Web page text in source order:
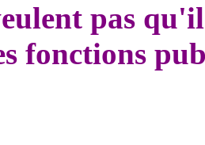
pas
fonctions